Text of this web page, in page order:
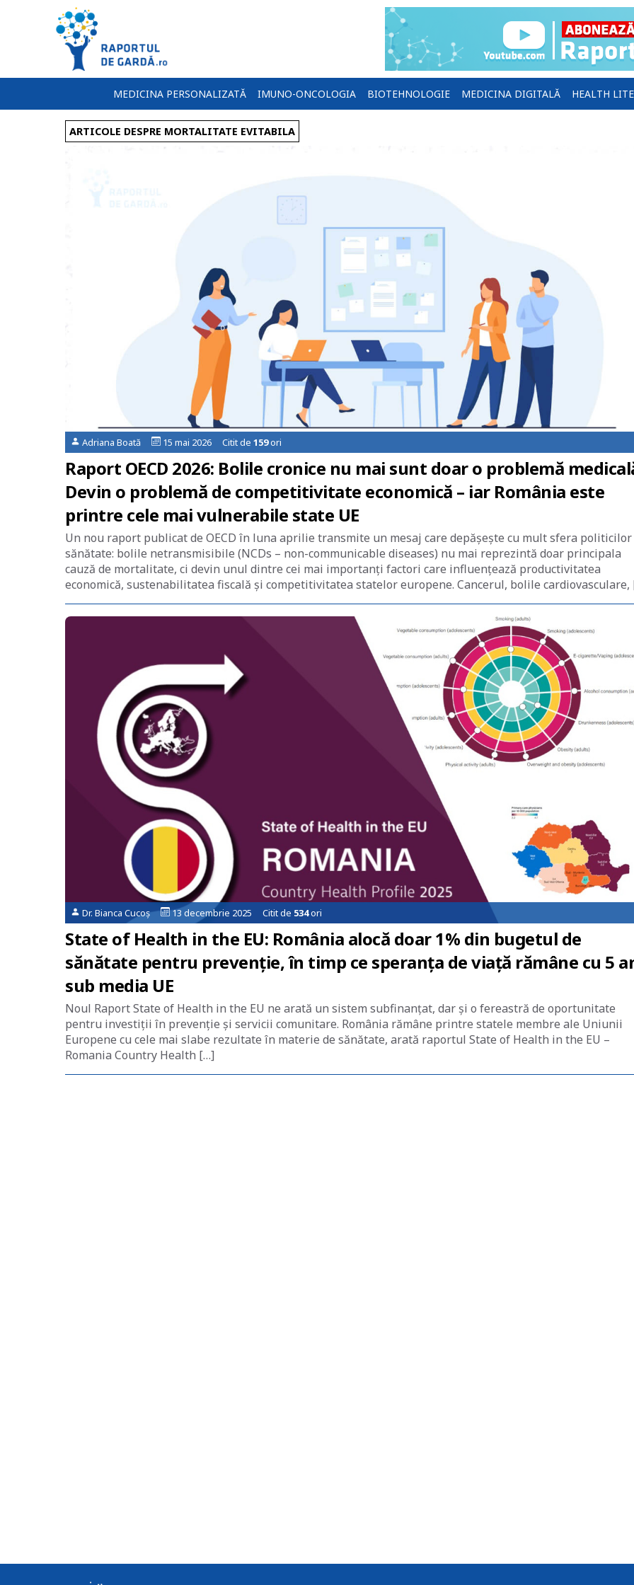
MEDICINA PERSONALIZATĂ IMUNO-ONCOLOGIA BIOTEHNOLOGIE MEDICINA DIGITALĂ HEALTH
ARTICOLE DESPRE MORTALITATE EVITABILA
Adriana Boată 15 mai 2026 Citit de 159ori
Raport OECD 2026: Bolile cronice nu mai sunt doar o problemă
Devin o problemă de competitivitate economică – iar România este
printre cele mai vulnerabile state UE
Un nou raport publicat de OECD în luna aprilie transmite un mesaj care depășește cu mult sfera politicilor
sănătate: bolile netransmisibile (NCDs – non-communicable diseases) nu mai reprezintă doar principala
cauză de mortalitate, ci devin unul dintre cei mai importanți factori care influențează productivitatea
economică, sustenabilitatea fiscală și competitivitatea statelor europene. Cancerul, bolile
Dr. Bianca Cucoș 13 decembrie 2025 Citit de 534ori
State of Health in the EU: România alocă doar 1% din bugetul de
sănătate pentru prevenție, în timp ce speranța de viață rămâne cu 5
sub media UE
Noul Raport State of Health in the EU ne arată un sistem subfinanțat, dar și o fereastră de oportunitate
pentru investiții în prevenție și servicii comunitare. România rămâne printre statele membre ale Uniunii
Europene cu cele mai slabe rezultate în materie de sănătate, arată raportul State of Health in the EU –
Romania Country Health […]